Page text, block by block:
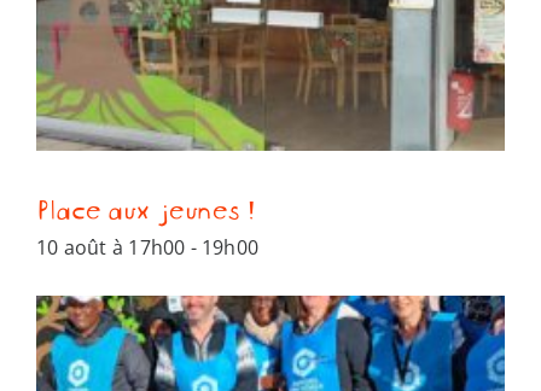
Place aux jeunes !
10 août à 17h00 - 19h00